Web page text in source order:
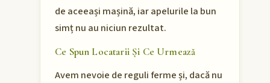
de aceeași mașină, iar apelurile la bun
simț nu au niciun rezultat.
Ce Spun Locatarii Și Ce Urmează
Avem nevoie de reguli ferme și, dacă nu